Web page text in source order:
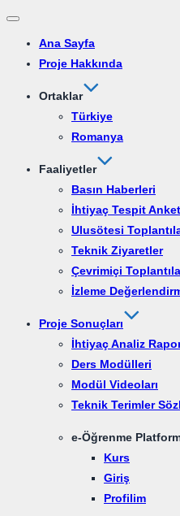
aç/kapatAna Sayfa
Proje Hakkında
Ortaklar
Türkiye
Romanya
Faaliyetler
Basın Haberleri
İhtiyaç Tespit
Ulusötesi
Teknik Ziyaretler
Çevrimiçi
İzleme
Proje Sonuçları
İhtiyaç Analiz
Ders Modülleri
Modül Videoları
Teknik Terimler
e-Öğrenme
Kurs
Giriş
Profilim